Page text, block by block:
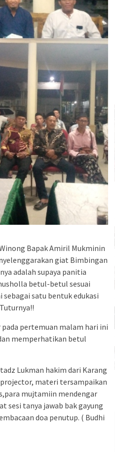
Bapak Amiril Mukminin
giat Bimbingan
adalah supaya panitia
betul-betul sesuai
satu bentuk edukasi
pertemuan malam hari ini
memperhatikan betul
Lukman hakim dari Karang
projector, materi tersampaikan
mujtamiin mendengar
sesi tanya jawab bak gayung
doa penutup. ( Budhi